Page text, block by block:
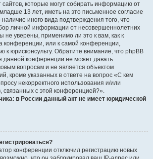
которые могут собирать информацию от
13 лет, иметь на это письменное согласие
иного вида подтверждения того, что
личной информации от несовершеннолетних
не уверены, применимо ли это к вам, как к
конференции, или к самой конференции,
к юрисконсульту. Обратите внимание, что phpBB
данной конференции не может давать
вопросам и не является объектом
кроме указанных в ответе на вопрос «С кем
некорректного использования и/или
связанных с этой конференцией?».
в России данный акт не имеет юридической
конференции отключил регистрацию новых